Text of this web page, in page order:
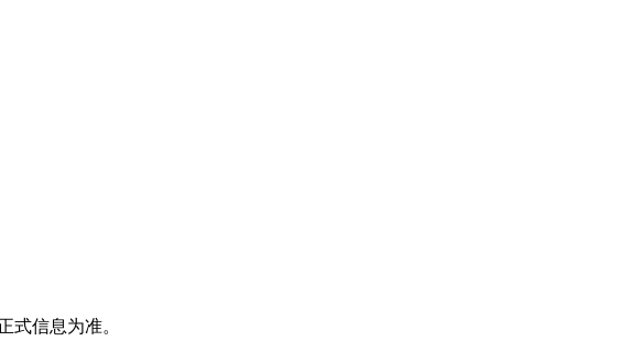
式信息为准。